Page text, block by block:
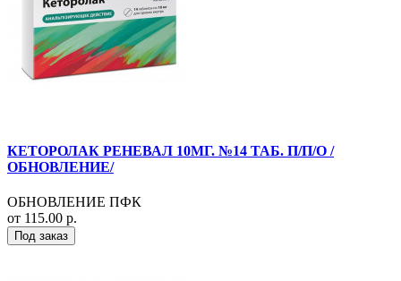
КЕТОРОЛАК РЕНЕВАЛ 10МГ. №14 ТАБ. П/П/О /
ОБНОВЛЕНИЕ/
ОБНОВЛЕНИЕ ПФК
от 115.00 р.
Под заказ